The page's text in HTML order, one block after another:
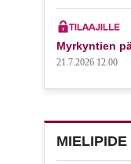
Myrkyntien
21.7.2026 12.00
MIELIPIDE